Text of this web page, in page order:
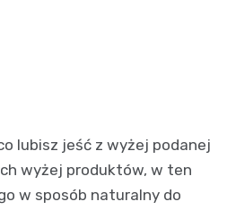
lubisz jeść z wyżej podanej
wyżej produktów, w ten
w sposób naturalny do